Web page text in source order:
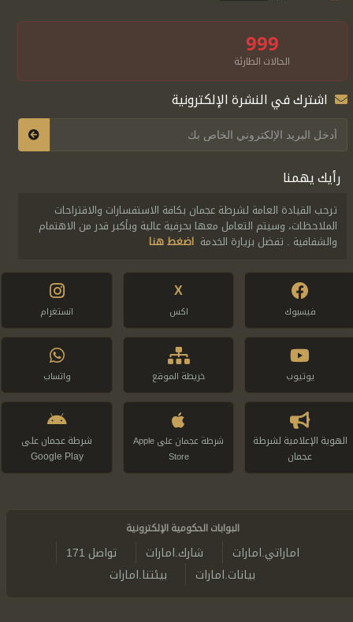
999
الحالات الطارئة
اشترك في النشرة الإلكترونية
رأيك يهمنا
ترحب القيادة العامة لشرطة عجمان بكافة الاستفسارات والاقتراحات
الملاحظات، وسيتم التعامل معها بحرفية عالية وبأكبر قدر من الاهتمام
والشفافية . تفضل بزيارة الخدمة
اضغط هنا
فيسبوك
X
اكس انستغرام
يوتيوب خريطة الموقع واتساب
الهوية الإعلامية لشرطة
عجمان
شرطة عجمان على Apple
Store
شرطة عجمان على
Google Play
البوابات الحكومية الإلكترونية
اماراتي.امارات شارك.امارات
تواصل 171
بيانات.امارات
بيئتنا.امارات